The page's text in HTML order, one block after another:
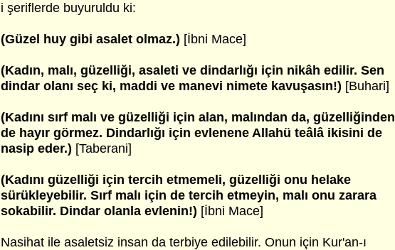
i şeriflerde buyuruldu ki:
(Güzel huy gibi asalet olmaz.) [İbni Mace]
(Kadın, malı, güzelliği, asaleti ve dindarlığı için nikâh edilir. Sen
dindar olanı seç ki, maddi ve manevi nimete kavuşasın!) [Buhari]
(Kadını sırf malı ve güzelliği için alan, malından da, güzelliğinden
de hayır görmez. Dindarlığı için evlenene Allahü teâlâ ikisini de
nasip eder.) [Taberani]
(Kadını güzelliği için tercih etmemeli, güzelliği onu helake
sürükleyebilir. Sırf malı için de tercih etmeyin, malı onu zarara
sokabilir. Dindar olanla evlenin!) [İbni Mace]
Nasihat ile asaletsiz insan da terbiye edilebilir. Onun için Kur'an-ı